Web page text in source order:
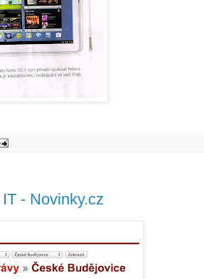
- Novinky.cz